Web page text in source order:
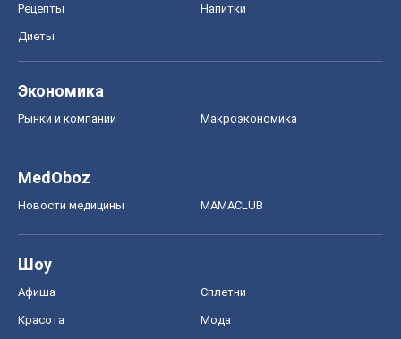
Рецепты Напитки
Диеты
Экономика
Рынки и компании Mакроэкономика
MedOboz
Новости медицины MAMACLUB
Шоу
Афиша Сплетни
Красота Мода